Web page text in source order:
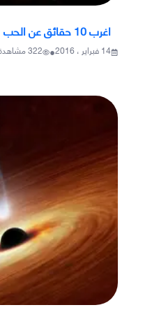
اغرب 10 حقائق عن الحب
14 فبراير ، 2016 •
322